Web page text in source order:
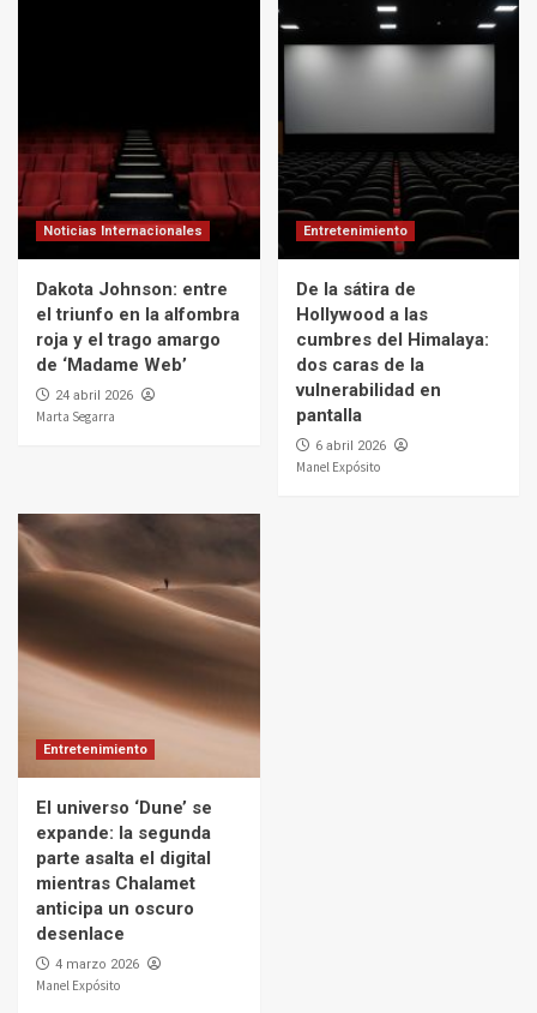
Noticias Internacionales
Dakota Johnson: entre
el triunfo en la alfombra
roja y el trago amargo
de ‘Madame Web’
24 abril 2026
Marta Segarra
Entretenimiento
De la sátira de
Hollywood a las
cumbres del Himalaya:
dos caras de la
vulnerabilidad en
pantalla
6 abril 2026
Manel Expósito
Entretenimiento
El universo ‘Dune’ se
expande: la segunda
parte asalta el digital
mientras Chalamet
anticipa un oscuro
desenlace
4 marzo 2026
Manel Expósito